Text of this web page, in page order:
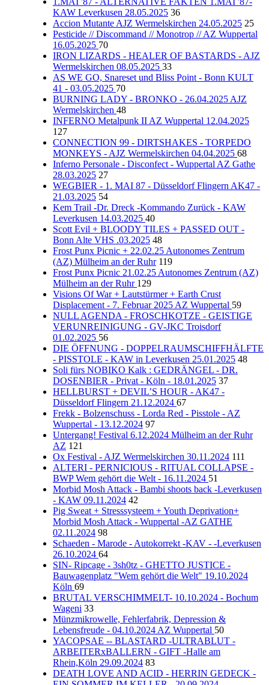
KAW Leverkusen 28.05.2025 36
Accion Mutante AJZ Wermelskirchen 24.05.2025 25
Pesticide // Discommand // Monotrop // AZ Wuppertal
16.05.2025 70
IRON LIZARDS - HEALER OF BASTARDS - AJZ
Wermelskirchen 08.05.2025 33
AS WE GO, Snareset und Bliss Point - Bonn KULT
41 - 03.05.2025 70
BURNING LADY - BRONKO - 26.04.2025 AJZ
Wermelskirchen 48
INFERNO Metalpunk II AZ Wuppertal 12.04.2025
127
CONNECTION 99 - DIRTSHAKES - TORPEDO
MONKEYS - AJZ Wermelskirchen 04.04.2025 68
Inferno Personale - Disconfect - Wuppertal AZ Gathe
28.03.2025 27
WEGBIER - 1. MAI 87 - Düsseldorf Flingern AK47 -
21.03.2025 54
Kem Trail -Dr. Dreck -Kommando Zurück - KAW
Leverkusen 14.03.2025 40
Scott Evil + BLOODY TILES + PASSED OUT -
Bonn Alte VHS .03.2025 48
Frost Punx Picnic + 22.02.25 Autonomes Zentrum
(AZ) Mülheim an der Ruhr 119
Frost Punx Picnic 21.02.25 Autonomes Zentrum (AZ)
Mülheim an der Ruhr 129
Visions Of War + Lautstürmer + Earth Crust
Displacement - 7. Februar 2025 AZ Wuppertal 59
NULL AGENDA - FROSCHKOTZE - GEISTIGE
VERUNREINIGUNG - GV-JKC Troisdorf
01.02.2025 56
DIE ÖFFNUNG - DOPPELRAUMSCHIFFHÄLFTE
- PISSTOLE - KAW in Leverkusen 25.01.2025 48
Soli fürs NOBIKO Kalk : GEDRÄNGEL - DR.
DOSENBIER - Privat - Köln - 18.01.2025 37
HELLBURST + DEVIL’S HOUR - AK47 -
Düsseldorf Flingern 21.12.2024 67
Frekk - Bolzenschuss - Lorda Red - Pisstole - AZ
Wuppertal - 13.12.2024 97
Untergang! Festival 6.12.2024 Mülheim an der Ruhr
AZ 121
Ox Festival - AJZ Wermelskirchen 30.11.2024 111
ALTERI - PERNICIOUS - RITUAL COLLAPSE -
BWP Wem gehört die Welt - 16.11.2024 51
Morbid Mosh Attack - Bambi shoots back -Leverkusen
- KAW 09.11.2024 42
Pig Sweat + Stresssysteem + Youth Deprivation+
Morbid Mosh Attack - Wuppertal -AZ GATHE
02.11.2024 98
Schaeden - Marode - Autokorrekt -KAV - -Leverkusen
26.10.2024 64
SIN- Ripcage - 3sh0tz - GHETTO JUSTICE -
Bauwagenplatz "Wem gehört die Welt" 19.10.2024
Köln 69
BRUTAL VERSCHIMMELT- 10.10.2024 - Bochum
Wageni 33
Münzmikrowelle, Fehlerfabrik, Depression &
Lebensfreude - 04.10.2024 AZ Wuppertal 50
YACOPSAE -- BLASTARD -ULTRABLUT -
ARBEITERxBALLERN - GIFT -Halle am
Rhein,Köln 29.09.2024 83
DEATH LOVE AND ACID - HERRIN GEDECK -